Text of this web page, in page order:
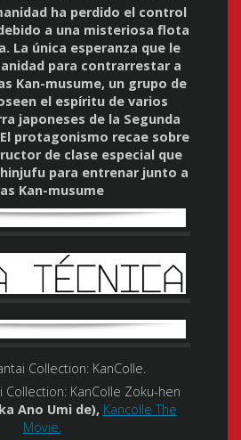
ha perdido el control
a una misteriosa flota
La única esperanza que le
para contrarrestar a
Kan-musume, un grupo de
el espíritu de varios
japoneses de la Segunda
protagonismo recae sobre
de clase especial que
para entrenar junto a
Kan-musume
Collection: KanColle.
Collection: KanColle Zoku-hen
Ano Umi de), Kancolle The
Movie.